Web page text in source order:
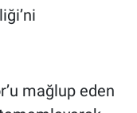
mağlup eden